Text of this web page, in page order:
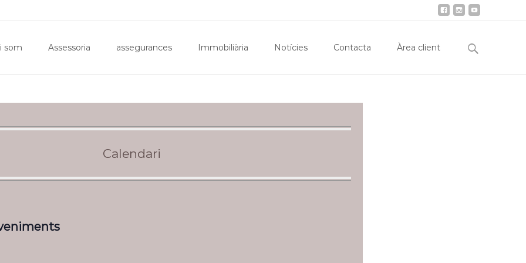
som Assessoria assegurances Immobiliària Notícies Contacta Àrea client
Search
Calendari